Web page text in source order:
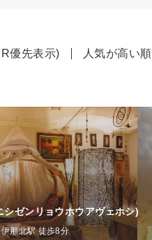
優先表示) 人気が高い順
シゼンリョウホウアヴェホシ)
那北駅 徒歩8分